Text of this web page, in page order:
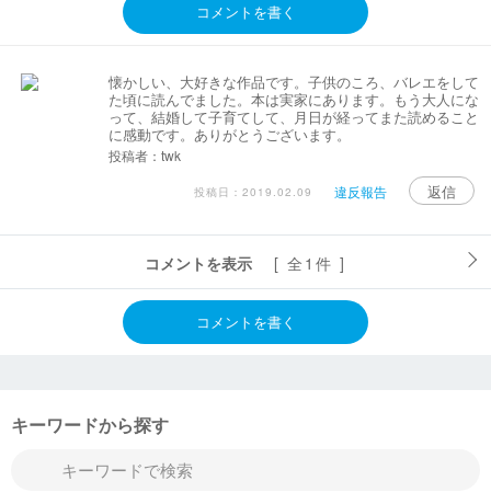
コメントを書く
懐かしい、大好きな作品です。子供のころ、バレエをして
た頃に読んでました。本は実家にあります。もう大人にな
って、結婚して子育てして、月日が経ってまた読めること
に感動です。ありがとうございます。
投稿者：twk
投稿日：2019.02.09 違反報告 返信
コメントを表示 [ 全1件 ]
コメントを書く
キーワードから探す